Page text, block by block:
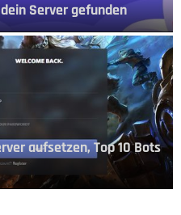
Server gefunden
aufsetzen, Top 10 Bots